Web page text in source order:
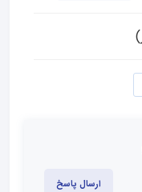
ارسال پاسخ